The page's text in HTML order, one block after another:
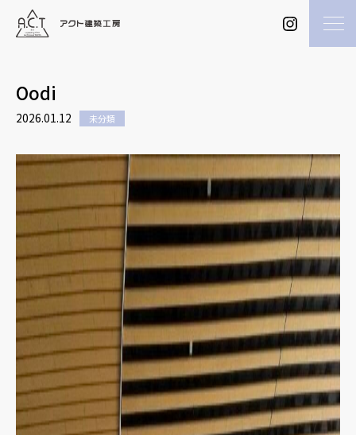
Oodi
2026.01.12 未分類